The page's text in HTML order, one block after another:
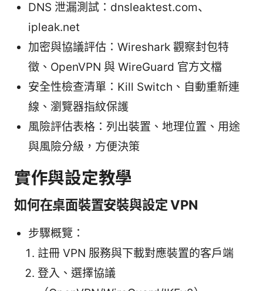
DNS 泄漏測試：dnsleaktest.com、
ipleak.net
加密與協議評估：Wireshark 觀察封包特
徵、OpenVPN 與 WireGuard 官方文檔
安全性檢查清單：Kill Switch、自動重新連
線、瀏覽器指紋保護
風險評估表格：列出裝置、地理位置、用途
與風險分級，方便決策
實作與設定教學
如何在桌面裝置安裝與設定 VPN
步驟概覽：
註冊 VPN 服務與下載對應裝置的客戶端
登入、選擇協議